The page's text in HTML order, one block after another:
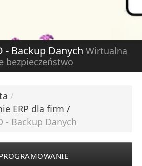
- Backup Danych Wirtualna
bezpieczeństwo
/
ERP dla firm /
- Backup Danych